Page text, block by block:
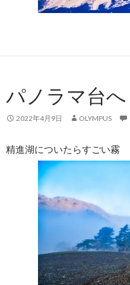
パノラマ台へ
2022年4月9日 OLYMPUS
精進湖についたらすごい霧